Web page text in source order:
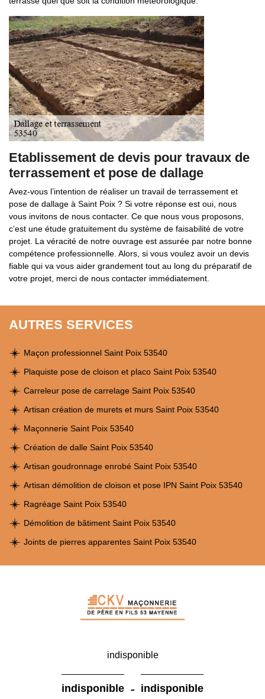
Etablissement de devis pour travaux de
terrassement et pose de dallage
Avez-vous l’intention de réaliser un travail de terrassement et
pose de dallage à Saint Poix ? Si votre réponse est oui, nous
vous invitons de nous contacter. Ce que nous vous proposons,
c’est une étude gratuitement du système de faisabilité de votre
projet. La véracité de notre ouvrage est assurée par notre bonne
compétence professionnelle. Alors, si vous voulez avoir un devis
fiable qui va vous aider grandement tout au long du préparatif de
votre projet, merci de nous contacter immédiatement.
AUTRES SERVICES
Maçon professionnel Saint Poix 53540
Plaquiste pose de cloison et placo Saint Poix 53540
Carreleur pose de carrelage Saint Poix 53540
Artisan création de murets et murs Saint Poix 53540
Maçonnerie Saint Poix 53540
Création de dalle Saint Poix 53540
Artisan goudronnage enrobé Saint Poix 53540
Artisan démolition de cloison et pose IPN Saint Poix 53540
Ragréage Saint Poix 53540
Démolition de bâtiment Saint Poix 53540
Joints de pierres apparentes Saint Poix 53540
indisponible
indisponible - indisponible